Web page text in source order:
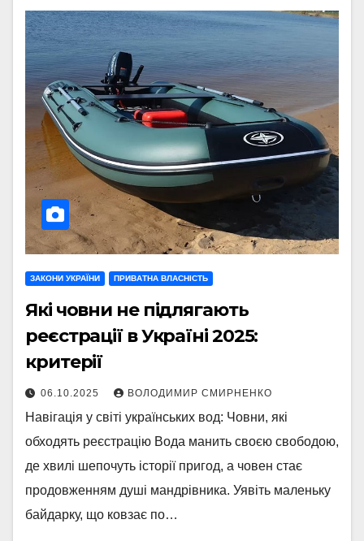
ЗАКОНИ УКРАЇНИ ПРИВАТНА ВЛАСНІСТЬ
Які човни не підлягають
реєстрації в Україні 2025:
критерії
06.10.2025 ВОЛОДИМИР СМИРНЕНКО
Навігація у світі українських вод: Човни, які
обходять реєстрацію Вода манить своєю свободою,
де хвилі шепочуть історії пригод, а човен стає
продовженням душі мандрівника. Уявіть маленьку
байдарку, що ковзає по…